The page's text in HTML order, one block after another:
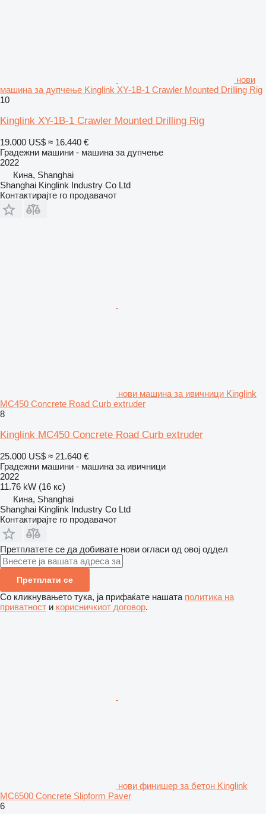
нови
машина за дупчење Kinglink XY-1B-1 Crawler Mounted Drilling Rig
10
Kinglink XY-1B-1 Crawler Mounted Drilling Rig
19.000 US$ ≈ 16.440 €
Градежни машини - машина за дупчење
2022
Кина, Shanghai
Shanghai Kinglink Industry Co Ltd
Контактирајте го продавачот
нови машина за ивичници Kinglink
MC450 Concrete Road Curb extruder
8
Kinglink MC450 Concrete Road Curb extruder
25.000 US$ ≈ 21.640 €
Градежни машини - машина за ивичници
2022
11.76 kW (16 кс)
Кина, Shanghai
Shanghai Kinglink Industry Co Ltd
Контактирајте го продавачот
Претплатете се да добивате нови огласи од овој оддел
Претплати се
Со кликнувањето тука, ја прифаќате нашата политика на
приватност и корисничкиот договор.
нови финишер за бетон Kinglink
MC6500 Concrete Slipform Paver
6